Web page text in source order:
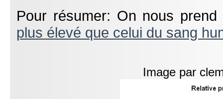
Pour résumer: On nous
plus élevé que celui du sang
Image par